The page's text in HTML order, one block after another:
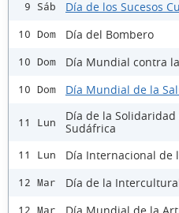
9 Sáb Día de los Sucesos
10 Dom Día del Bombero
10 Dom Día Mundial contra
10 Dom Día Mundial de la
11 Lun
Día de la Solidaridad
Sudáfrica
11 Lun Día Internacional de
12 Mar Día de la
12 Mar